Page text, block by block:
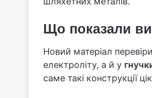
Що показали
Новий матеріал
електроліту, а й у
саме такі конструкції